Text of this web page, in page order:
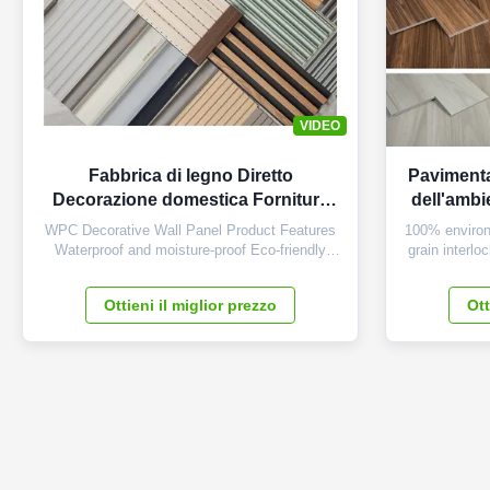
VIDEO
Fabbrica di legno Diretto
Decorazione domestica Forniture
interne Pareti impermeabili Interni
Wpc Pannelli da parete
WPC Decorative Wall Panel Product Features
Waterproof and moisture-proof Eco-friendly
level) Easy to clean and maintain Good
thermal insulation properties Specifications
Material Wood Plastic Composite (Bamboo,
Ottieni il miglior prezzo
collega
100%
grain
Composite
centered
layer. This